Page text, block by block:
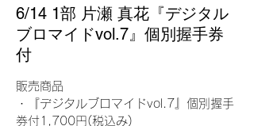
6/14 1部 片瀬 真花『デジタル
ブロマイドvol.7』個別握手券
付
販売商品
・『デジタルブロマイドvol.7』個別握手
券付1,700円(税込み)